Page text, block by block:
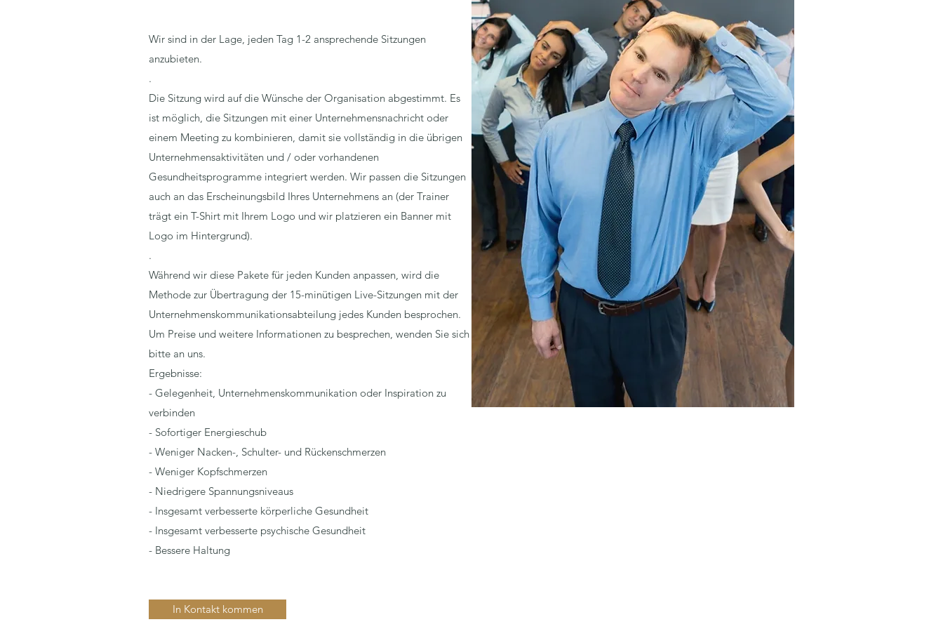
Wir sind in der Lage, jeden Tag 1-2 ansprechende Sitzungen
anzubieten.
.
Die Sitzung wird auf die Wünsche der Organisation abgestimmt. Es
ist möglich, die Sitzungen mit einer Unternehmensnachricht oder
einem Meeting zu kombinieren, damit sie vollständig in die übrigen
Unternehmensaktivitäten und / oder vorhandenen
Gesundheitsprogramme integriert werden. Wir passen die Sitzungen
auch an das Erscheinungsbild Ihres Unternehmens an (der Trainer
trägt ein T-Shirt mit Ihrem Logo und wir platzieren ein Banner mit
Logo im Hintergrund).
.
Während wir diese Pakete für jeden Kunden anpassen, wird die
Methode zur Übertragung der 15-minütigen Live-Sitzungen mit der
Unternehmenskommunikationsabteilung jedes Kunden besprochen.
Um Preise und weitere Informationen zu besprechen, wenden Sie sich
bitte an uns.
Ergebnisse:
- Gelegenheit, Unternehmenskommunikation oder Inspiration zu
verbinden
- Sofortiger Energieschub
- Weniger Nacken-, Schulter- und Rückenschmerzen
- Weniger Kopfschmerzen
- Niedrigere Spannungsniveaus
- Insgesamt verbesserte körperliche Gesundheit
- Insgesamt verbesserte psychische Gesundheit
- Bessere Haltung
In Kontakt kommen